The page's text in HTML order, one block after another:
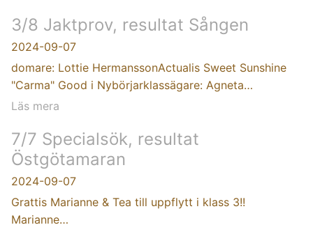
3/8 Jaktprov, resultat Sången
2024-09-07
domare: Lottie HermanssonActualis Sweet Sunshine
"Carma" Good i Nybörjarklassägare: Agneta…
Läs mera
7/7 Specialsök, resultat
Östgötamaran
2024-09-07
Grattis Marianne & Tea till uppflytt i klass 3!!
Marianne…